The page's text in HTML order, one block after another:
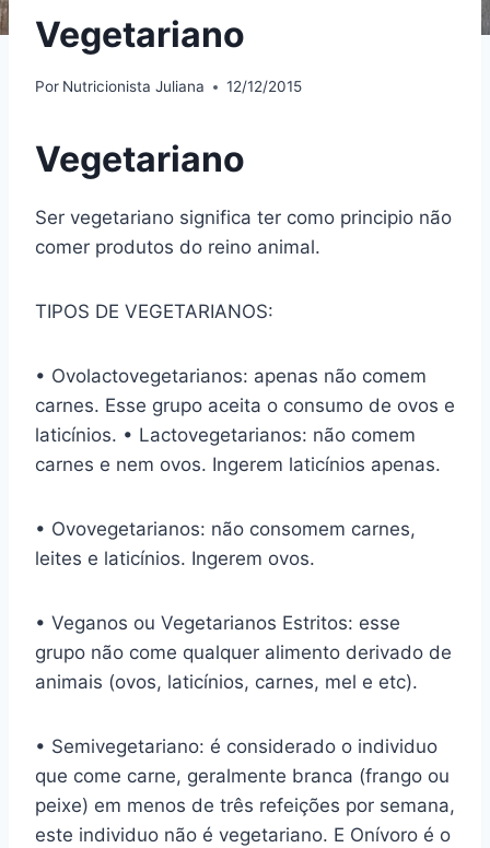
Vegetariano
Por Nutricionista Juliana 12/12/2015
Vegetariano
Ser vegetariano significa ter como principio não
comer produtos do reino animal.
TIPOS DE VEGETARIANOS:
• Ovolactovegetarianos: apenas não comem
carnes. Esse grupo aceita o consumo de ovos e
laticínios. • Lactovegetarianos: não comem
carnes e nem ovos. Ingerem laticínios apenas.
• Ovovegetarianos: não consomem carnes,
leites e laticínios. Ingerem ovos.
• Veganos ou Vegetarianos Estritos: esse
grupo não come qualquer alimento derivado de
animais (ovos, laticínios, carnes, mel e etc).
• Semivegetariano: é considerado o individuo
que come carne, geralmente branca (frango ou
peixe) em menos de três refeições por semana,
este individuo não é vegetariano. E Onívoro é o